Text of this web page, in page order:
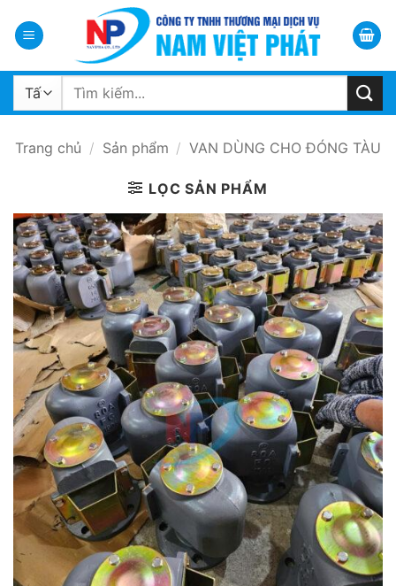
qua
dung
Tìm
Trang chủ / Sản phẩm / VAN DÙNG CHO ĐÓNG TÀU
LỌC SẢN PHẨM